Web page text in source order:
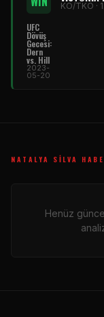
KO/TKO ·
UFC
Dövüş
Gecesi:
Dern
vs. Hill
2023-
05-20
NATALYA SILVA
Henüz